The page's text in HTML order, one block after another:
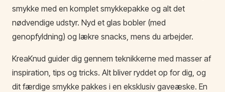
smykke med en komplet smykkepakke og alt det
nødvendige udstyr. Nyd et glas bobler (med
genopfyldning) og lækre snacks, mens du arbejder.
KreaKnud guider dig gennem teknikkerne med masser af
inspiration, tips og tricks. Alt bliver ryddet op for dig, og
dit færdige smykke pakkes i en eksklusiv gaveæske. En